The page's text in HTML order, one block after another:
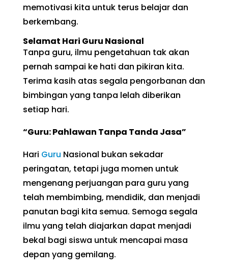
memotivasi kita untuk terus belajar dan
berkembang.
Selamat Hari Guru Nasional
Tanpa guru, ilmu pengetahuan tak akan
pernah sampai ke hati dan pikiran kita.
Terima kasih atas segala pengorbanan dan
bimbingan yang tanpa lelah diberikan
setiap hari.
“Guru: Pahlawan Tanpa Tanda Jasa”
Hari Guru Nasional bukan sekadar
peringatan, tetapi juga momen untuk
mengenang perjuangan para guru yang
telah membimbing, mendidik, dan menjadi
panutan bagi kita semua. Semoga segala
ilmu yang telah diajarkan dapat menjadi
bekal bagi siswa untuk mencapai masa
depan yang gemilang.